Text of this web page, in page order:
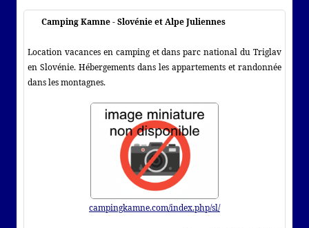
Camping Kamne - Slovénie et Alpe Juliennes
Location vacances en camping et dans parc national du Triglav
en Slovénie. Hébergements dans les appartements et randonnée
dans les montagnes.
campingkamne.com/index.php/sl/